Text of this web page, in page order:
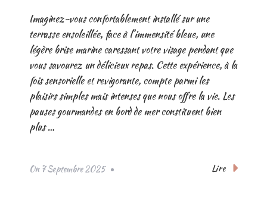
Imaginez-vous confortablement installé sur une
terrasse ensoleillée, face à l’immensité bleue, une
légère brise marine caressant votre visage pendant que
vous savourez un délicieux repas. Cette expérience, à la
fois sensorielle et revigorante, compte parmi les
plaisirs simples mais intenses que nous offre la vie. Les
pauses gourmandes en bord de mer constituent bien
plus …
On 7 Septembre 2025 Lire